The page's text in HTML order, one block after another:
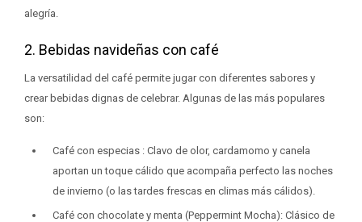
alegría.
2. Bebidas navideñas con café
La versatilidad del café permite jugar con diferentes sabores y
crear bebidas dignas de celebrar. Algunas de las más populares
son:
Café con especias : Clavo de olor, cardamomo y canela
aportan un toque cálido que acompaña perfecto las noches
de invierno (o las tardes frescas en climas más cálidos).
Café con chocolate y menta (Peppermint Mocha): Clásico de